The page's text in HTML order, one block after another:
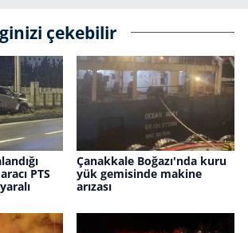
çekebilir
PTS
Çanakkale Boğazı'nda kuru
yük gemisinde makine
arızası